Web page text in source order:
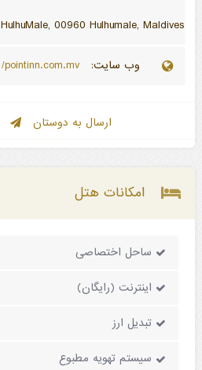
HulhuMale, 00960 Hulhumale, Maldives
وب سایت:
ارسال به دوستان
امکانات هتل
ساحل اختصاصی
اینترنت (رایگان)
تبدیل ارز
سیستم تهویه مطبوع